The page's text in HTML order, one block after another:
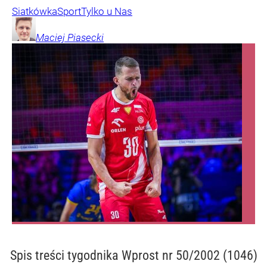
SiatkówkaSportTylko u Nas
Maciej Piasecki
Spis treści tygodnika Wprost nr 50/2002 (1046)